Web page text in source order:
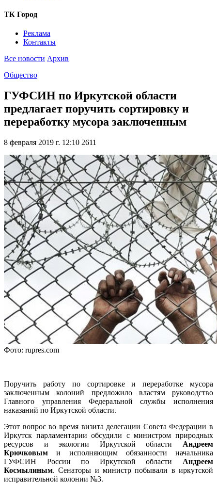
ТК Город
Реклама
Контакты
Все новости Архив
Общество
ГУФСИН по Иркутской области
предлагает поручить сортировку и
переработку мусора заключенным
8 февраля 2019 г. 12:10 2611
Фото: rupres.com
Поручить работу по сортировке и переработке мусора
заключенным колоний предложило властям руководство
Главного управления Федеральной службы исполнения
наказаний по Иркутской области.
Этот вопрос во время визита делегации Совета Федерации в
Иркутск парламентарии обсудили с министром природных
ресурсов и экологии Иркутской области Андреем
Крючковым и исполняющим обязанности начальника
ГУФСИН России по Иркутской области Андреем
Космылиным. Сенаторы и министр побывали в иркутской
исправительной колонии №3.